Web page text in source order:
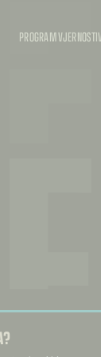
PROGRAM VJERNOSTI